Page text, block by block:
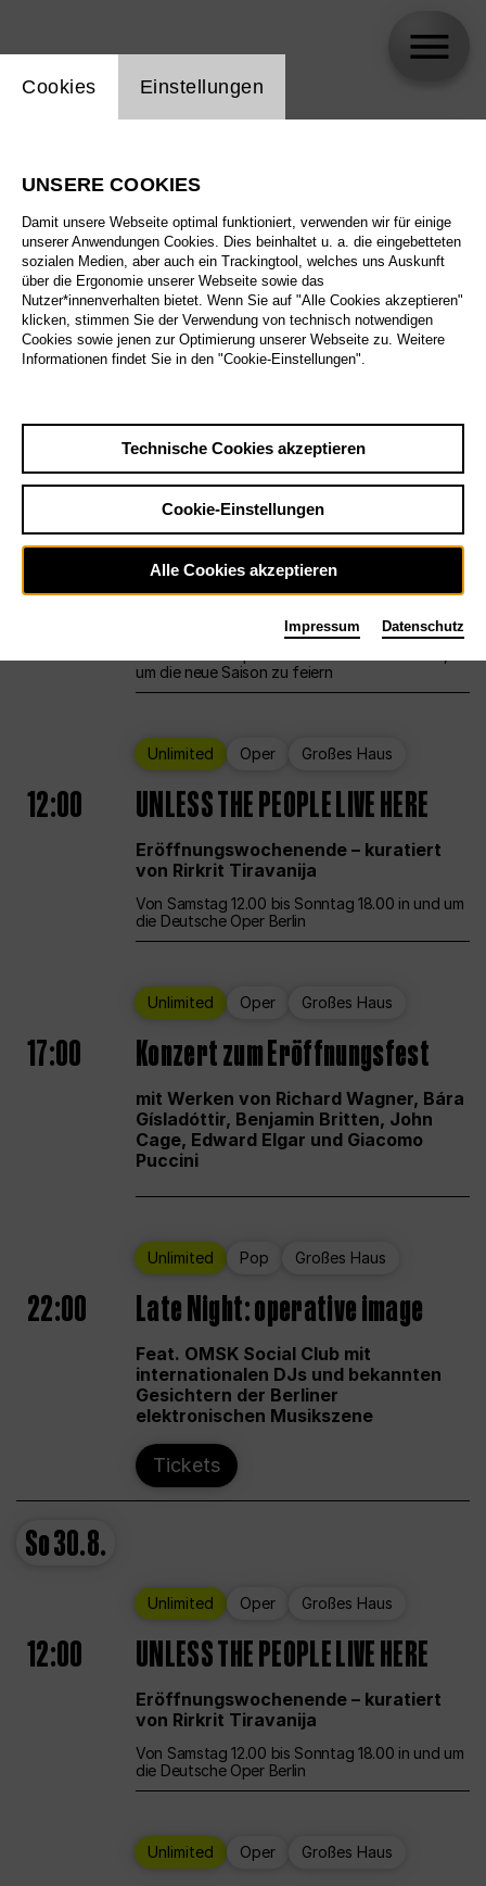
Alle Sparten
Alle Spielstätten
Alle Merkmale
Sa29.8.
Großes Haus
12:00 Eröffnungswochenende
um die neue Saison zu feiern
Unlimited Oper Großes Haus
12:00 UNLESS THE PEOPLE LIVE HERE
Eröffnungswochenende – kuratiert
von Rirkrit Tiravanija
Von Samstag 12.00 bis Sonntag 18.00 in und um
die Deutsche Oper Berlin
Unlimited Oper Großes Haus
17:00 Konzert zum Eröffnungsfest
mit Werken von Richard Wagner, Bára
Gísladóttir, Benjamin Britten, John
Cage, Edward Elgar und Giacomo
Puccini
Unlimited Pop Großes Haus
22:00 Late Night: operative image
Feat. OMSK Social Club mit
internationalen DJs und bekannten
Gesichtern der Berliner
elektronischen Musikszene
Tickets
So30.8.
Unlimited Oper Großes Haus
12:00 UNLESS THE PEOPLE LIVE HERE
Eröffnungswochenende – kuratiert
von Rirkrit Tiravanija
Von Samstag 12.00 bis Sonntag 18.00 in und um
die Deutsche Oper Berlin
Unlimited Oper Großes Haus
Einstellung Website Cookie
Cookies Einstellungen
UNSERE COOKIES
Damit unsere Webseite optimal funktioniert, verwenden wir für einige
unserer Anwendungen Cookies. Dies beinhaltet u. a. die eingebetteten
sozialen Medien, aber auch ein Trackingtool, welches uns Auskunft
über die Ergonomie unserer Webseite sowie das
Nutzer*innenverhalten bietet. Wenn Sie auf "Alle Cookies akzeptieren"
klicken, stimmen Sie der Verwendung von technisch notwendigen
Cookies sowie jenen zur Optimierung unserer Webseite zu. Weitere
Informationen findet Sie in den "Cookie-Einstellungen".
Technische Cookies akzeptieren
Cookie-Einstellungen
Alle Cookies akzeptieren
Impressum Datenschutz